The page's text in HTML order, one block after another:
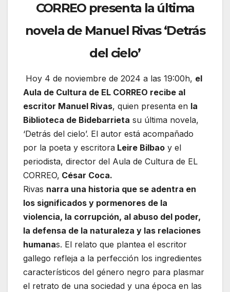
CORREO presenta la última
novela de Manuel Rivas ‘Detrás
del cielo’
Hoy 4 de noviembre de 2024 a las 19:00h, el
Aula de Cultura de EL CORREO recibe al
escritor Manuel Rivas, quien presenta en la
Biblioteca de Bidebarrieta su última novela,
‘Detrás del cielo’. El autor está acompañado
por la poeta y escritora Leire Bilbao y el
periodista, director del Aula de Cultura de EL
CORREO, César Coca.
Rivas narra una historia que se adentra en
los significados y pormenores de la
violencia, la corrupción, al abuso del poder,
la defensa de la naturaleza y las relaciones
humanas. El relato que plantea el escritor
gallego refleja a la perfección los ingredientes
característicos del género negro para plasmar
el retrato de una sociedad y una época en las